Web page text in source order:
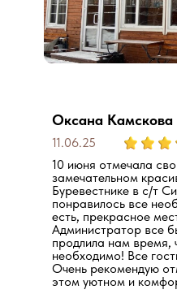
11.06.25
Оксана Камскова
10 июня отмечала
замечательном
Буревестнике в с/т
понравилось все
есть, прекрасное
Администратор все
продлила нам время,
необходимо! Все
Очень рекомендую
этом уютном и